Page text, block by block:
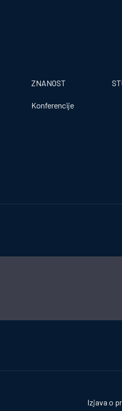
ZNANOST
Konferencije
Izjava o